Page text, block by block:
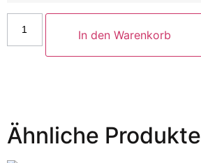
In den Warenkorb
Ähnliche Produkte